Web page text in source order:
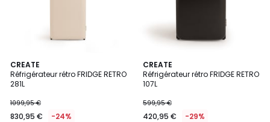
CREATE
Réfrigérateur rétro FRIDGE RETRO
281L
1099,95 €
830,95 € -24%
11
Couleurs
CREATE
Réfrigérateur rétro FRIDGE RETRO
107L
599,95 €
420,95 € -29%
10
Couleurs